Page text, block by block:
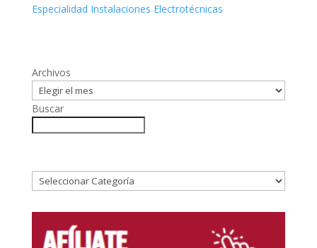
Especialidad Instalaciones Electrotécnicas
Archivos
Buscar